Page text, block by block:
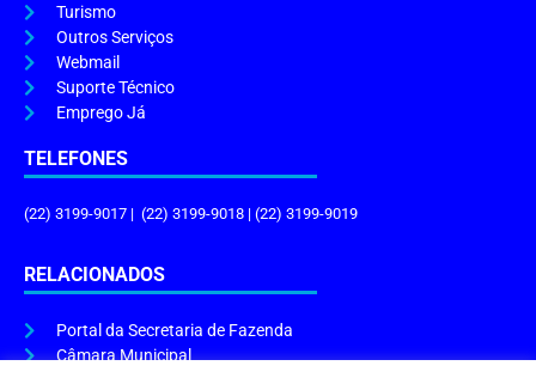
Turismo
Outros Serviços
Webmail
Suporte Técnico
Emprego Já
TELEFONES
(22) 3199-9017 | (22) 3199-9018 | (22) 3199-9019
RELACIONADOS
Portal da Secretaria de Fazenda
Câmara Municipal